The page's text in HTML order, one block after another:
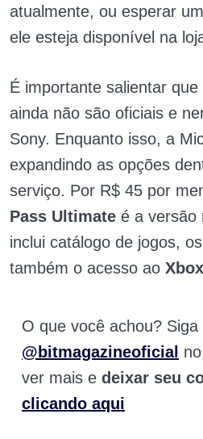
atualmente, ou esperar
ele esteja disponível na
É importante salientar
ainda não são oficiais e
Sony. Enquanto isso, a
expandindo as opções
serviço. Por R$ 45 por
Pass Ultimate é a versão
inclui catálogo de jogos,
também o acesso ao
O que você achou? Siga
@bitmagazineoficial
ver mais e deixar seu
clicando aqui